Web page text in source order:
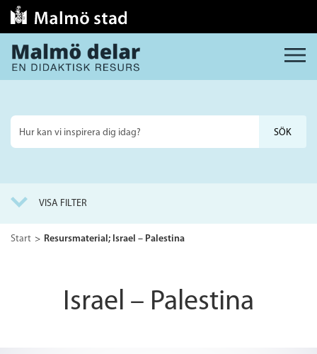
MENY
Sök
på
VISA FILTER
Start Resursmaterial; Israel – Palestina
Israel – Palestina